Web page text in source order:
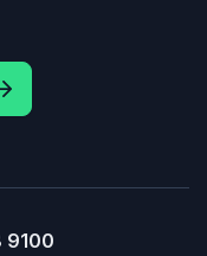
9100